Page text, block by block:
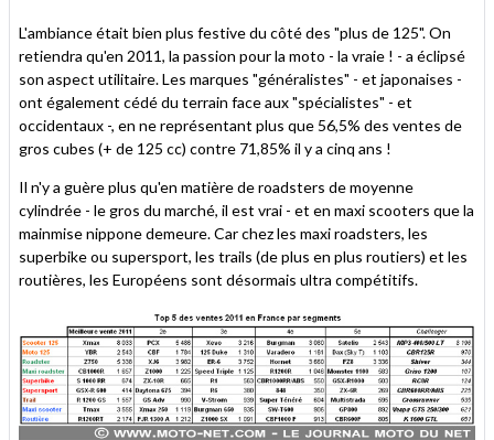
L'ambiance était bien plus festive du côté des "plus de 125". On
retiendra qu'en 2011, la passion pour la moto - la vraie ! - a éclipsé
son aspect utilitaire. Les marques "généralistes" - et japonaises -
ont également cédé du terrain face aux "spécialistes" - et
occidentaux -, en ne représentant plus que 56,5% des ventes de
gros cubes (+ de 125 cc) contre 71,85% il y a cinq ans !
Il n'y a guère plus qu'en matière de roadsters de moyenne
cylindrée - le gros du marché, il est vrai - et en maxi scooters que la
mainmise nippone demeure. Car chez les maxi roadsters, les
superbike ou supersport, les trails (de plus en plus routiers) et les
routières, les Européens sont désormais ultra compétitifs.